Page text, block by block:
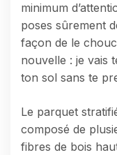
minimum
poses sûrement
façon de le
nouvelle : je vais
ton sol sans te
Le parquet
composé de
fibres de bois